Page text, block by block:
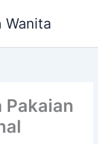
Wanita
Pakaian